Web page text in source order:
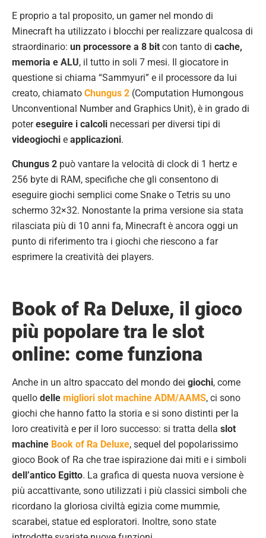
E proprio a tal proposito, un gamer nel mondo di
Minecraft ha utilizzato i blocchi per realizzare qualcosa di
straordinario: un processore a 8 bit con tanto di cache,
memoria e ALU, il tutto in soli 7 mesi. Il giocatore in
questione si chiama “Sammyuri” e il processore da lui
creato, chiamato Chungus 2 (Computation Humongous
Unconventional Number and Graphics Unit), è in grado di
potereseguire i calcoli necessari per diversi tipi di
videogiochi e applicazioni.
Chungus 2 può vantare la velocità di clock di 1 hertz e
256 byte di RAM, specifiche che gli consentono di
eseguire giochi semplici come Snake o Tetris su uno
schermo 32×32. Nonostante la prima versione sia stata
rilasciata più di 10 anni fa, Minecraft è ancora oggi un
punto di riferimento tra i giochi che riescono a far
esprimere la creatività dei players.
Book of Ra Deluxe, il gioco
più popolare tra le slot
online: come funziona
Anche in un altro spaccato del mondo dei giochi, come
quello delle migliori slot machine ADM/AAMS, ci sono
giochi che hanno fatto la storia e si sono distinti per la
loro creatività e per il loro successo: si tratta della slot
machine Book of Ra Deluxe, sequel del popolarissimo
gioco Book of Ra che trae ispirazione dai miti e i simboli
dell’antico Egitto. La grafica di questa nuova versione è
più accattivante, sono utilizzati i più classici simboli che
ricordano la gloriosa civiltà egizia come mummie,
scarabei, statue ed esploratori. Inoltre, sono state